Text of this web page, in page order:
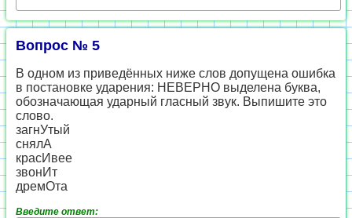
Вопрос № 5
В одном из приведённых ниже слов допущена ошибка
в постановке ударения: НЕВЕРНО выделена буква,
обозначающая ударный гласный звук. Выпишите это
слово.
загнУтый
снялА
красИвее
звонИт
дремОта
Введите ответ: